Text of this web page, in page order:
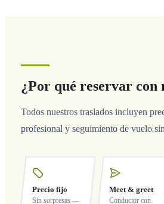
¿Por qué reservar con
Todos nuestros traslados incluyen
profesional y seguimiento de vuelo
Precio fijo
Sin sorpresas —
Meet & greet
Conductor con